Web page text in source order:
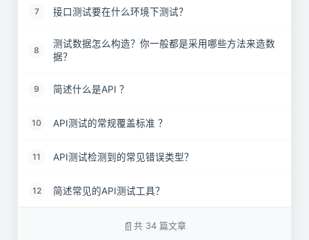
7 接口测试要在什么环境下测试？
8
测试数据怎么构造？你一般都是采用哪些方法来造数
据？
9 简述什么是API ？
10 API测试的常规覆盖标准 ？
11 API测试检测到的常见错误类型？
12 简述常见的API测试工具？
如何克服API测试挑战 ？共 34 篇文章